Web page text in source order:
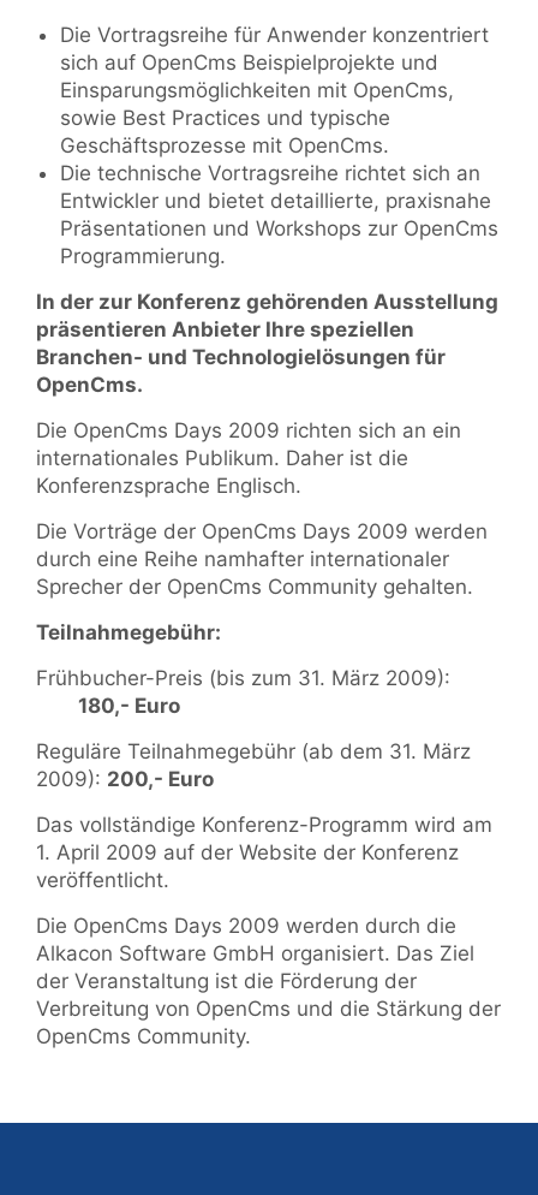
Die Vortragsreihe für Anwender konzentriert
sich auf OpenCms Beispielprojekte und
Einsparungsmöglichkeiten mit OpenCms,
sowie Best Practices und typische
Geschäftsprozesse mit OpenCms.
Die technische Vortragsreihe richtet sich an
Entwickler und bietet detaillierte, praxisnahe
Präsentationen und Workshops zur OpenCms
Programmierung.
In der zur Konferenz gehörenden Ausstellung
präsentieren Anbieter Ihre speziellen
Branchen- und Technologielösungen für
OpenCms.
Die OpenCms Days 2009 richten sich an ein
internationales Publikum. Daher ist die
Konferenzsprache Englisch.
Die Vorträge der OpenCms Days 2009 werden
durch eine Reihe namhafter internationaler
Sprecher der OpenCms Community gehalten.
Teilnahmegebühr:
Frühbucher-Preis (bis zum 31. März 2009):
180,- Euro
Reguläre Teilnahmegebühr (ab dem 31. März
2009): 200,- Euro
Das vollständige Konferenz-Programm wird am
1. April 2009 auf der Website der Konferenz
veröffentlicht.
Die OpenCms Days 2009 werden durch die
Alkacon Software GmbH organisiert. Das Ziel
der Veranstaltung ist die Förderung der
Verbreitung von OpenCms und die Stärkung der
OpenCms Community.